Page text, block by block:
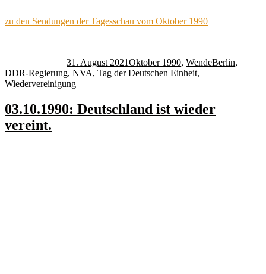
zu den Sendungen der Tagesschau vom Oktober 1990
31. August 2021Oktober 1990, WendeBerlin,
DDR-Regierung, NVA, Tag der Deutschen Einheit,
Wiedervereinigung
03.10.1990: Deutschland ist wieder
vereint.